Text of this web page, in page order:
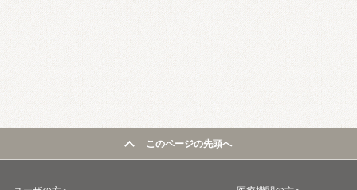
このページの先頭へ